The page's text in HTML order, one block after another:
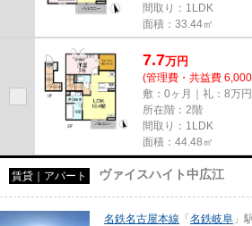
間取り：1LDK
面積：33.44㎡
7.7万円
(管理費・共益費
敷：0ヶ月｜礼：8万円
所在階：2階
間取り：1LDK
面積：44.48㎡
賃貸｜アパート ヴァイスハイト中広江
名鉄名古屋本線 「 名鉄岐阜 」